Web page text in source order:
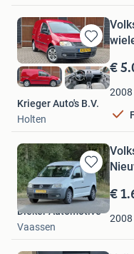
Bewaren
in
Mijn
Favorieten
€
2008
Krieger Auto's B.V.
Holten
Bewaren
in
Mijn
Favorieten
€
2008
Dieker Automotive
Vaassen